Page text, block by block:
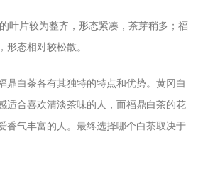
叶片较为整齐，形态紧凑，茶芽稍多；福
态相对较松散。
鼎白茶各有其独特的特点和优势。黄冈白
适合喜欢清淡茶味的人，而福鼎白茶的花
香气丰富的人。最终选择哪个白茶取决于